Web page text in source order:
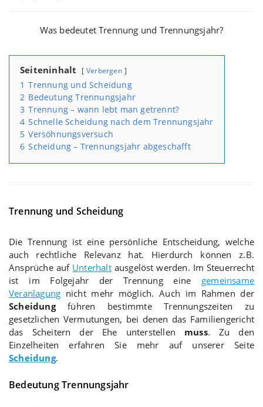
Was bedeutet Trennung und Trennungsjahr?
Seiteninhalt Verbergen
1 Trennung und Scheidung
2 Bedeutung Trennungsjahr
3 Trennung – wann lebt man getrennt?
4 Schnelle Scheidung nach dem Trennungsjahr
5 Versöhnungsversuch
6 Scheidung – Trennungsjahr abgeschafft
Trennung und Scheidung
Die Trennung ist eine persönliche Entscheidung, welche
auch rechtliche Relevanz hat. Hierdurch können z.B.
Ansprüche auf Unterhaltausgelöst werden. Im Steuerrecht
ist im Folgejahr der Trennung eine gemeinsame
Veranlagung nicht mehr möglich. Auch im Rahmen der
Scheidungführen bestimmte Trennungszeiten zu
gesetzlichen Vermutungen, bei denen das Familiengericht
das Scheitern der Ehe unterstellen muss. Zu den
Einzelheiten erfahren Sie mehr auf unserer Seite
Scheidung.
Bedeutung Trennungsjahr